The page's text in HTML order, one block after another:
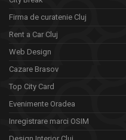
Firma de curatenie Cluj
Rent a Car Cluj
Web Design
Cazare Brasov
Top City Card
Evenimente Oradea
Inregistrare marci OSIM